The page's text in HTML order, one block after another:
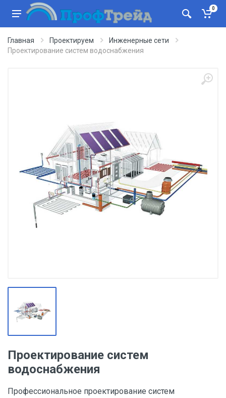
0
Главная Проектируем
Инженерные сети
Проектирование систем водоснабжения
Проектирование систем
водоснабжения
Профессиональное проектирование систем